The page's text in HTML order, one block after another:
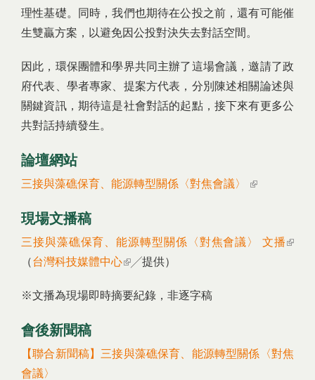
理性基礎。同時，我們也期待在公投之前，還有可能催
生雙贏方案，以避免因公投對決失去對話空間。
因此，環保團體和學界共同主辦了這場會議，邀請了政
府代表、學者專家、提案方代表，分別陳述相關論述與
關鍵資訊，期待這是社會對話的起點，接下來有更多公
共對話持續發生。
論壇網站
三接與藻礁保育、能源轉型關係〈對焦會議〉
(link is
現場文播稿
三接與藻礁保育、能源轉型關係〈對焦會議〉 文播(link
（台灣科技媒體中心(link is external)
╱提供）
※文播為現場即時摘要紀錄，非逐字稿
會後新聞稿
【聯合新聞稿】三接與藻礁保育、能源轉型關係〈對焦
會議〉